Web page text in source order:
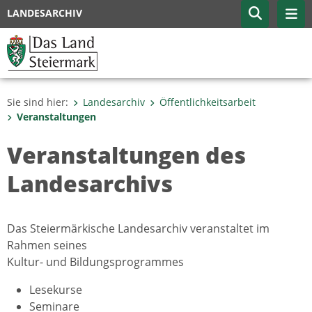
LANDESARCHIV
Sie sind hier: Landesarchiv
Öffentlichkeitsarbeit
Veranstaltungen
Veranstaltungen des
Landesarchivs
Das Steiermärkische Landesarchiv veranstaltet im
Rahmen seines
Kultur- und Bildungsprogrammes
Lesekurse
Seminare